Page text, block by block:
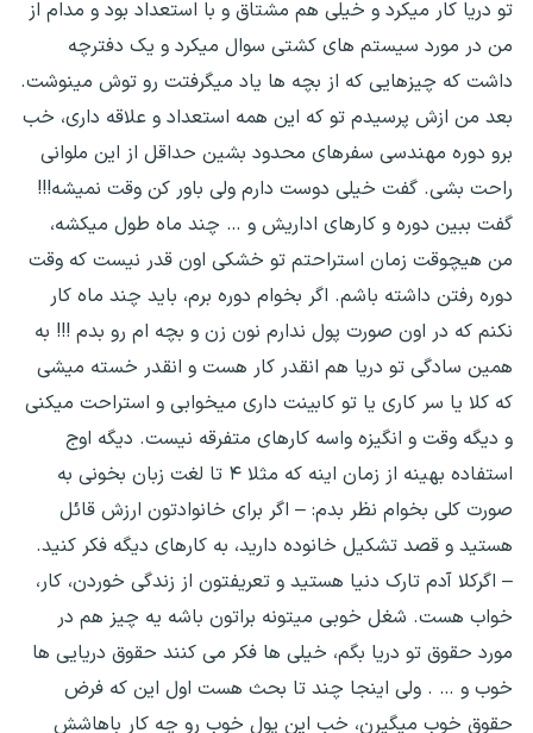
تو دریا کار میکرد و خیلی هم مشتاق و با استعداد بود و مدام از
من در مورد سیستم های کشتی سوال میکرد و یک دفترچه
داشت که چیزهایی که از بچه ها یاد میگرفتت رو توش مینوشت.
بعد من ازش پرسیدم تو که این همه استعداد و علاقه داری، خب
برو دوره مهندسی سفرهای محدود بشین حداقل از این ملوانی
راحت بشی. گفت خیلی دوست دارم ولی باور کن وقت نمیشه!!!
گفت ببین دوره و کارهای اداریش و … چند ماه طول میکشه،
من هیچوقت زمان استراحتم تو خشکی اون قدر نیست که وقت
دوره رفتن داشته باشم. اگر بخوام دوره برم، باید چند ماه کار
نکنم که در اون صورت پول ندارم نون زن و بچه ام رو بدم !!! به
همین سادگی تو دریا هم انقدر کار هست و انقدر خسته میشی
که کلا یا سر کاری یا تو کابینت داری میخوابی و استراحت میکنی
و دیگه وقت و انگیزه واسه کارهای متفرقه نیست. دیگه اوج
استفاده بهینه از زمان اینه که مثلا ۴ تا لغت زبان بخونی به
صورت کلی بخوام نظر بدم: – اگر برای خانوادتون ارزش قائل
هستید و قصد تشکیل خانوده دارید، به کارهای دیگه فکر کنید.
– اگرکلا آدم تارک دنیا هستید و تعریفتون از زندگی خوردن، کار،
خواب هست. شغل خوبی میتونه براتون باشه یه چیز هم در
مورد حقوق تو دریا بگم، خیلی ها فکر می کنند حقوق دریایی ها
خوب و … . ولی اینجا چند تا بحث هست اول این که فرض
حقوق خوب میگیرن، خب این پول خوب رو چه کار باهاشش